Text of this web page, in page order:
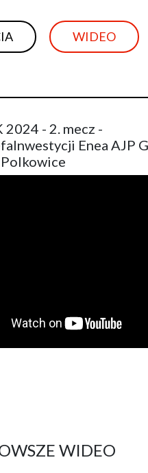
WIDEO
2024 - 2. mecz -
Enea AJP
WIDEO